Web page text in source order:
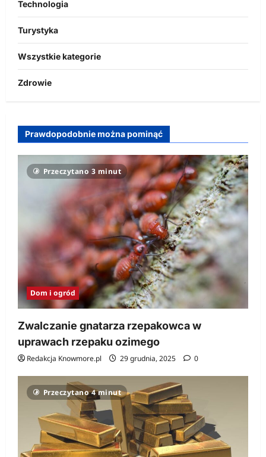
Technologia
Turystyka
Wszystkie kategorie
Zdrowie
Prawdopodobnie można pominąć
Przeczytano 3 minut
Dom i ogród
Zwalczanie gnatarza rzepakowca w
uprawach rzepaku ozimego
Redakcja Knowmore.pl 29 grudnia, 2025 0
Przeczytano 4 minut